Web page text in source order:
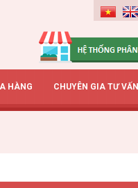
HÀNG CHUYÊN GIA TƯ VẤN